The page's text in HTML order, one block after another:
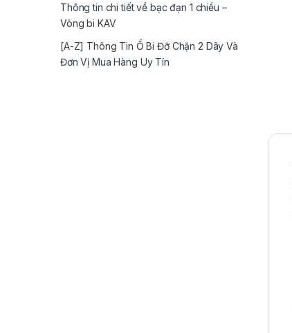
Thông tin chi tiết về bạc đạn 1 chiều –
Vòng bi KAV
[A-Z] Thông Tin Ổ Bi Đỡ Chặn 2 Dãy Và
Đơn Vị Mua Hàng Uy Tín